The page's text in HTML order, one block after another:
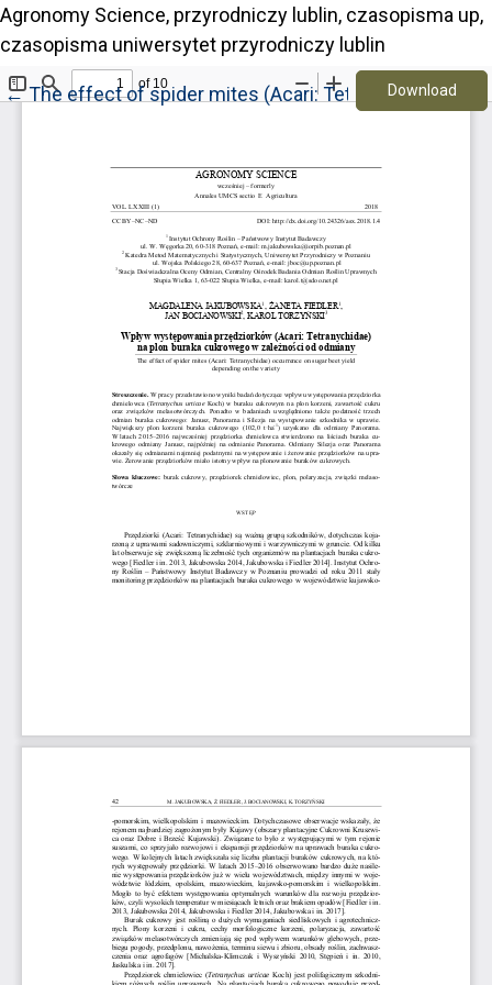
Agronomy Science, przyrodniczy lublin, czasopisma up,
czasopisma uniwersytet przyrodniczy lublin
←Return to Article Details
The effect of spider mites (Acari: Tetranychidae)
Download